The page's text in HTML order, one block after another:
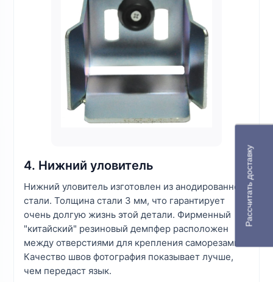
4. Нижний уловитель
Нижний уловитель изготовлен из анодированной
стали. Толщина стали 3 мм, что гарантирует
очень долгую жизнь этой детали. Фирменный
"китайский" резиновый демпфер расположен
между отверстиями для крепления саморезами.
Качество швов фотография показывает лучше,
чем передаст язык.
Рассчитать доставку